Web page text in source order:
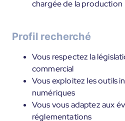
chargée de la production
Profil recherché
Vous respectez la
commercial
Vous exploitez les outils
numériques
Vous vous adaptez aux
réglementations